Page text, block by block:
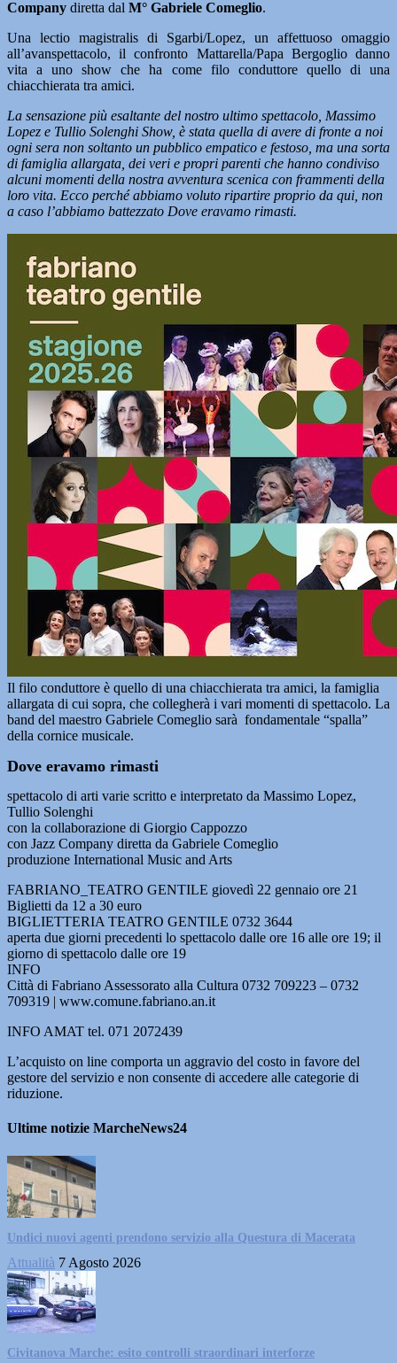
Company diretta dal M° Gabriele Comeglio.
Una lectio magistralis di Sgarbi/Lopez, un affettuoso omaggio
all’avanspettacolo, il confronto Mattarella/Papa Bergoglio danno
vita a uno show che ha come filo conduttore quello di una
chiacchierata tra amici.
La sensazione più esaltante del nostro ultimo spettacolo, Massimo
Lopez e Tullio Solenghi Show, è stata quella di avere di fronte a noi
ogni sera non soltanto un pubblico empatico e festoso, ma una sorta
di famiglia allargata, dei veri e propri parenti che hanno condiviso
alcuni momenti della nostra avventura scenica con frammenti della
loro vita. Ecco perché abbiamo voluto ripartire proprio da qui, non
a caso l’abbiamo battezzato Dove eravamo rimasti.
Il filo conduttore è quello di una chiacchierata tra amici, la famiglia
allargata di cui sopra, che collegherà i vari momenti di spettacolo. La
band del maestro Gabriele Comeglio sarà fondamentale “spalla”
della cornice musicale.
Dove eravamo rimasti
spettacolo di arti varie scritto e interpretato da Massimo Lopez,
Tullio Solenghi
con la collaborazione di Giorgio Cappozzo
con Jazz Company diretta da Gabriele Comeglio
produzione International Music and Arts
FABRIANO_TEATRO GENTILE giovedì 22 gennaio ore 21
Biglietti da 12 a 30 euro
BIGLIETTERIA TEATRO GENTILE 0732 3644
aperta due giorni precedenti lo spettacolo dalle ore 16 alle ore 19; il
giorno di spettacolo dalle ore 19
INFO
Città di Fabriano Assessorato alla Cultura 0732 709223 – 0732
709319 | www.comune.fabriano.an.it
INFO AMAT tel. 071 2072439
L’acquisto on line comporta un aggravio del costo in favore del
gestore del servizio e non consente di accedere alle categorie di
riduzione.
Ultime notizie MarcheNews24
Undici nuovi agenti prendono servizio alla Questura di Macerata
Attualità 7 Agosto 2026
Civitanova Marche: esito controlli straordinari interforze